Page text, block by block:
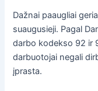
Dažnai paaugliai
suaugusieji. Pagal
darbo kodekso 92 ir
darbuotojai negali
įprasta.